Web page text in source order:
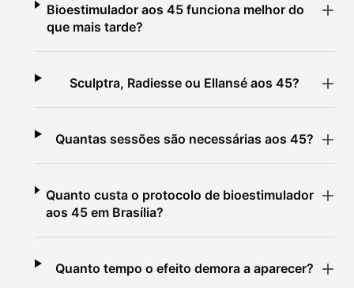
Bioestimulador aos 45 funciona melhor do
que mais tarde?
Sculptra, Radiesse ou Ellansé aos 45?
Quantas sessões são necessárias aos 45?
Quanto custa o protocolo de bioestimulador
aos 45 em Brasília?
Quanto tempo o efeito demora a aparecer?